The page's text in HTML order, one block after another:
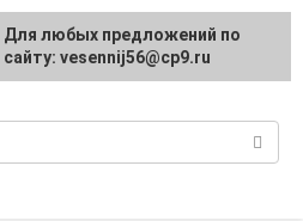
средства,
Для любых предложений по
сайту: vesennij56@cp9.ru